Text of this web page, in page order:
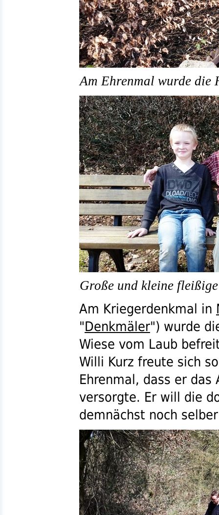
Am Ehrenmal wurde die
Große und kleine
Am Kriegerdenkmal in
"Denkmäler") wurde
Wiese vom Laub
Willi Kurz freute sich
Ehrenmal, dass er
versorgte. Er will die
demnächst noch